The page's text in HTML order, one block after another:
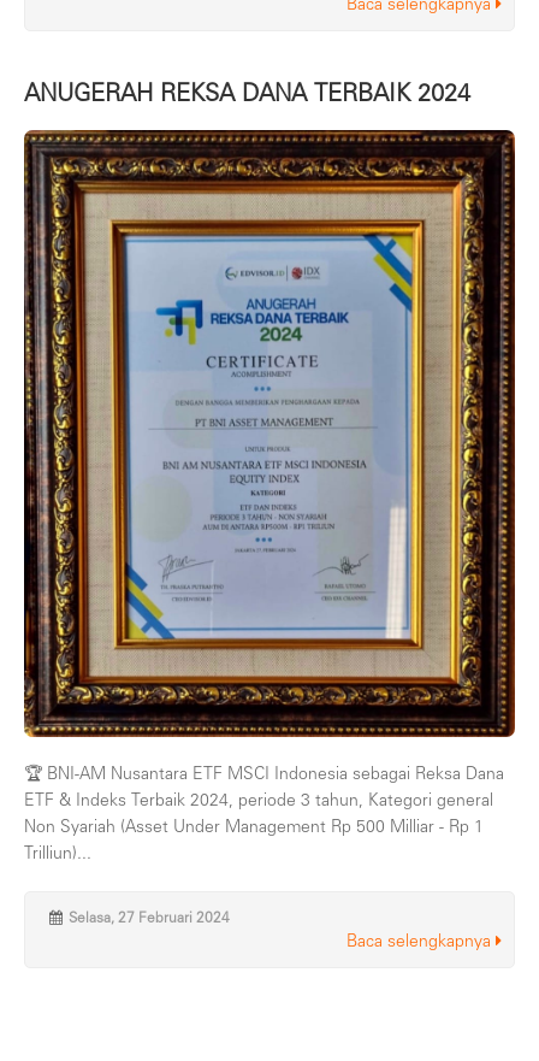
Baca selengkapnya
ANUGERAH REKSA DANA TERBAIK 2024
🏆 BNI-AM Nusantara ETF MSCI Indonesia sebagai Reksa Dana
ETF & Indeks Terbaik 2024, periode 3 tahun, Kategori general
Non Syariah (Asset Under Management Rp 500 Milliar - Rp 1
Trilliun)...
Selasa, 27 Februari 2024
Baca selengkapnya